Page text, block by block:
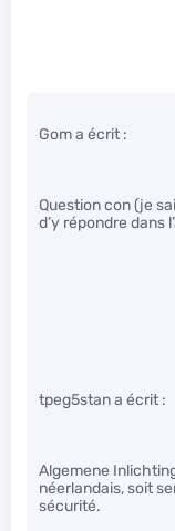
Gom a écrit :
Question con (je
d’y répondre dans
tpeg5stan a écrit :
Algemene
néerlandais, soit
sécurité.